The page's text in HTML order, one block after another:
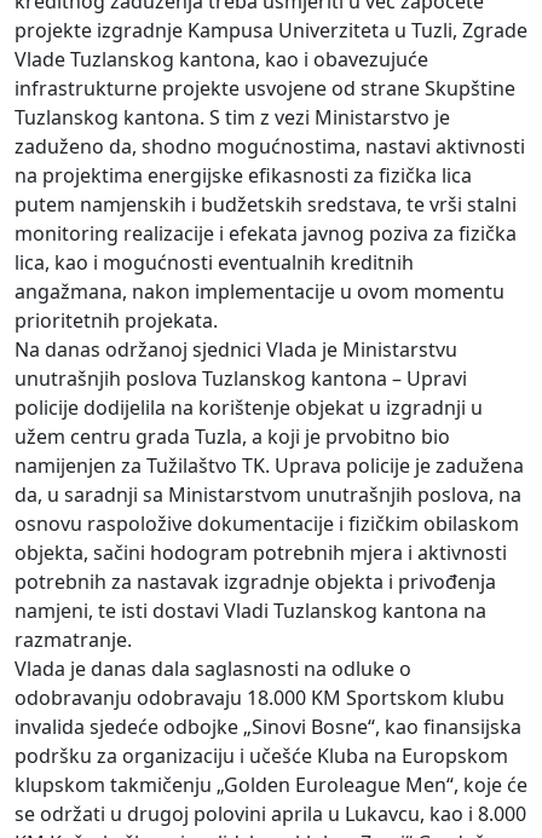
projekte izgradnje Kampusa Univerziteta u Tuzli, Zgrade
Vlade Tuzlanskog kantona, kao i obavezujuće
infrastrukturne projekte usvojene od strane Skupštine
Tuzlanskog kantona. S tim z vezi Ministarstvo je
zaduženo da, shodno mogućnostima, nastavi aktivnosti
na projektima energijske efikasnosti za fizička lica
putem namjenskih i budžetskih sredstava, te vrši stalni
monitoring realizacije i efekata javnog poziva za fizička
lica, kao i mogućnosti eventualnih kreditnih
angažmana, nakon implementacije u ovom momentu
prioritetnih projekata.
Na danas održanoj sjednici Vlada je Ministarstvu
unutrašnjih poslova Tuzlanskog kantona – Upravi
policije dodijelila na korištenje objekat u izgradnji u
užem centru grada Tuzla, a koji je prvobitno bio
namijenjen za Tužilaštvo TK. Uprava policije je zadužena
da, u saradnji sa Ministarstvom unutrašnjih poslova, na
osnovu raspoložive dokumentacije i fizičkim obilaskom
objekta, sačini hodogram potrebnih mjera i aktivnosti
potrebnih za nastavak izgradnje objekta i privođenja
namjeni, te isti dostavi Vladi Tuzlanskog kantona na
razmatranje.
Vlada je danas dala saglasnosti na odluke o
odobravanju odobravaju 18.000 KM Sportskom klubu
invalida sjedeće odbojke „Sinovi Bosne“, kao finansijska
podršku za organizaciju i učešće Kluba na Europskom
klupskom takmičenju „Golden Euroleague Men“, koje će
se održati u drugoj polovini aprila u Lukavcu, kao i 8.000